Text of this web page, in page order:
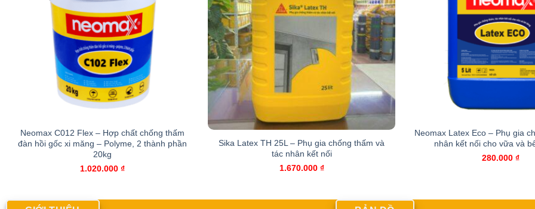
Neomax C012 Flex – Hợp chất chống thấm
đàn hồi gốc xi măng – Polyme, 2 thành phần
20kg
1.020.000₫
Sika Latex TH 25L – Phụ gia chống thấm và
tác nhân kết nối
1.670.000 ₫
Neomax Latex Eco – Phụ gia
nhân kết nối cho vữa và
280.000₫